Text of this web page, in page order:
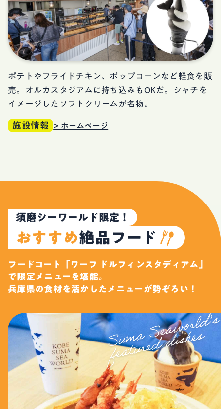
ポテトやフライドチキン、ポップコーンなど軽食を販
売。オルカスタジアムに持ち込みもOKだ。シャチを
イメージしたソフトクリームが名物。
施設情報 > ホームページ
須磨シーワールド限定！
おすすめ絶品フード
フードコート「ワーフ ドルフィンスタディアム」
で限定メニューを堪能。
兵庫県の食材を活かしたメニューが勢ぞろい！